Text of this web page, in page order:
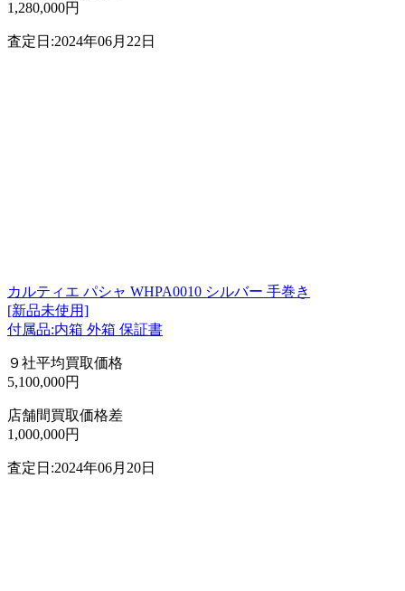
1,280,000円
査定日:2024年06月22日
カルティエ パシャ WHPA0010 シルバー 手巻き
[新品未使用]
付属品:内箱 外箱 保証書
９社平均買取価格
5,100,000円
店舗間買取価格差
1,000,000円
査定日:2024年06月20日